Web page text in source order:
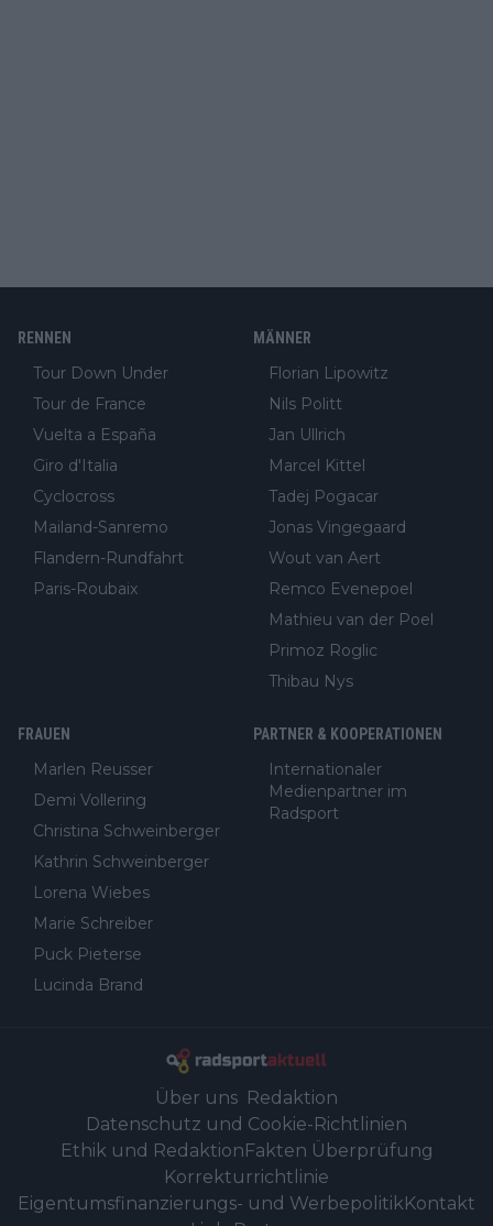
RENNEN
Tour Down Under
Tour de France
Vuelta a España
Giro d'Italia
Cyclocross
Mailand-Sanremo
Flandern-Rundfahrt
Paris-Roubaix
MÄNNER
Florian Lipowitz
Nils Politt
Jan Ullrich
Marcel Kittel
Tadej Pogacar
Jonas Vingegaard
Wout van Aert
Remco Evenepoel
Mathieu van der Poel
Primoz Roglic
Thibau Nys
FRAUEN
Marlen Reusser
Demi Vollering
Christina Schweinberger
Kathrin Schweinberger
Lorena Wiebes
Marie Schreiber
Puck Pieterse
Lucinda Brand
PARTNER & KOOPERATIONEN
Internationaler
Medienpartner im
Radsport
Über uns Redaktion
Datenschutz und Cookie-Richtlinien
Ethik und RedaktionFakten Überprüfung
Korrekturrichtlinie
Eigentumsfinanzierungs- und WerbepolitikKontakt